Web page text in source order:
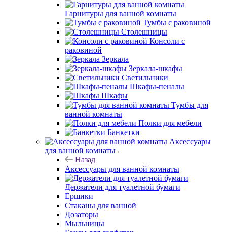
Гарнитуры для ванной комнаты
Тумбы с раковиной
Столешницы
Консоли с
раковиной
Зеркала
Зеркала-шкафы
Светильники
Шкафы-пеналы
Шкафы
Тумбы для
ванной комнаты
Полки для мебели
Банкетки
Аксессуары
для ванной комнаты
Назад
Аксессуары для ванной комнаты
Держатели для туалетной бумаги
Ершики
Стаканы для ванной
Дозаторы
Мыльницы